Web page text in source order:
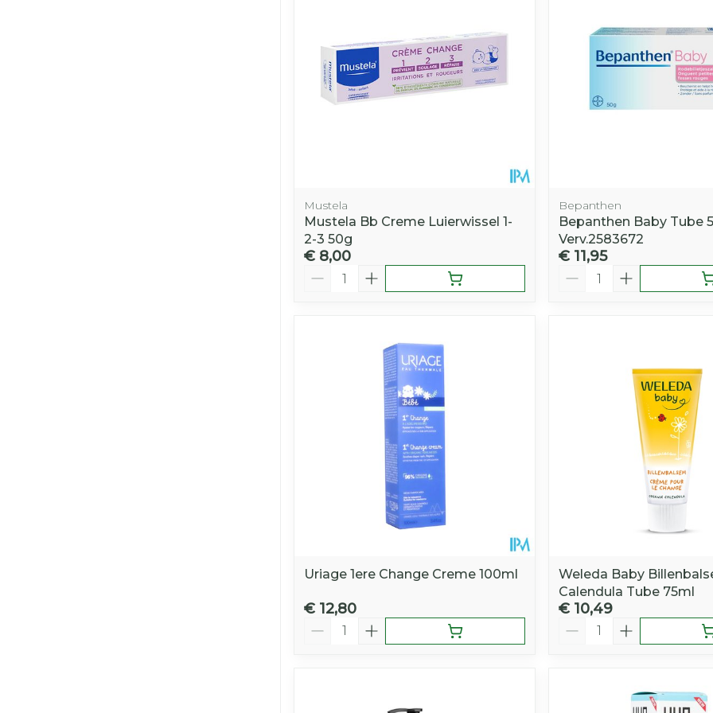
Mustela
Mustela Bb Creme Luierwissel 1-
2-3 50g
€ 8,00
Aantal
Bepanthen
Bepanthen Baby Tube
Verv.2583672
€ 11,95
Aantal
Uriage 1ere Change Creme 100ml
€ 12,80
Aantal
Weleda Baby
Calendula Tube 75ml
€ 10,49
Aantal